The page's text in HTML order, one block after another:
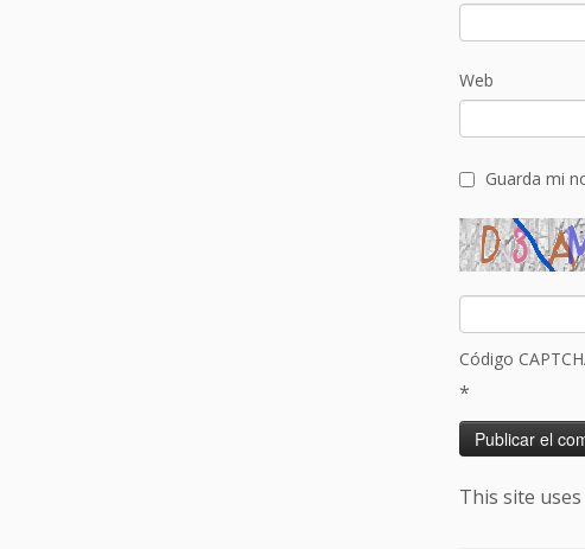
Web
Guarda mi
Código
*
This site